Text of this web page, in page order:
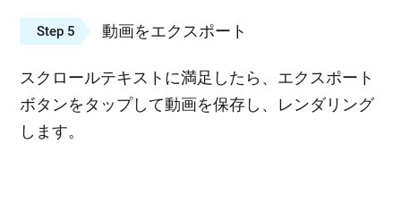
Step 5 動画をエクスポート
スクロールテキストに満足したら、エクスポート
ボタンをタップして動画を保存し、レンダリング
します。